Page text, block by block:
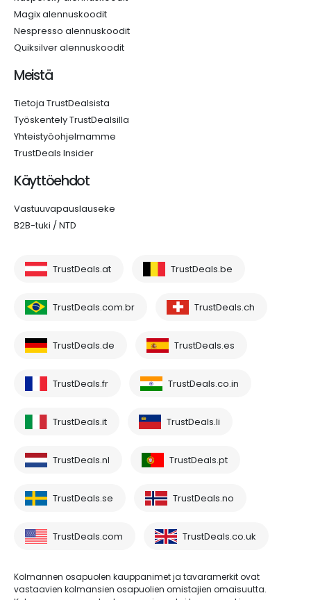
Magix alennuskoodit
Nespresso alennuskoodit
Quiksilver alennuskoodit
Meistä
Tietoja TrustDealsista
Työskentely TrustDealsilla
Yhteistyöohjelmamme
TrustDeals Insider
Käyttöehdot
Vastuuvapauslauseke
B2B-tuki / NTD
TrustDeals.at TrustDeals.be
TrustDeals.com.br TrustDeals.ch
TrustDeals.de TrustDeals.es
TrustDeals.fr TrustDeals.co.in
TrustDeals.it TrustDeals.li
TrustDeals.nl TrustDeals.pt
TrustDeals.se TrustDeals.no
TrustDeals.com TrustDeals.co.uk
Kolmannen osapuolen kauppanimet ja tavaramerkit ovat
vastaavien kolmansien osapuolien omistajien omaisuutta.